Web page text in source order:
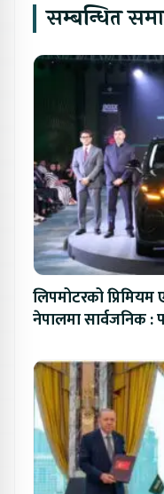
सम्बन्धित
लिपमोटरको
नेपालमा सार्वजनिक :